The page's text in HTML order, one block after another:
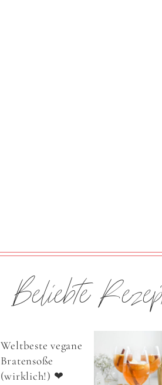
Beliebte
Weltbeste vegane
Bratensoße
(wirklich!) ❤